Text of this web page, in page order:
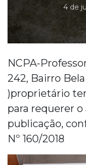
4 de
NCPA-
242, Bairro
)proprietário
para requerer
publicação,
Nº 160/2018